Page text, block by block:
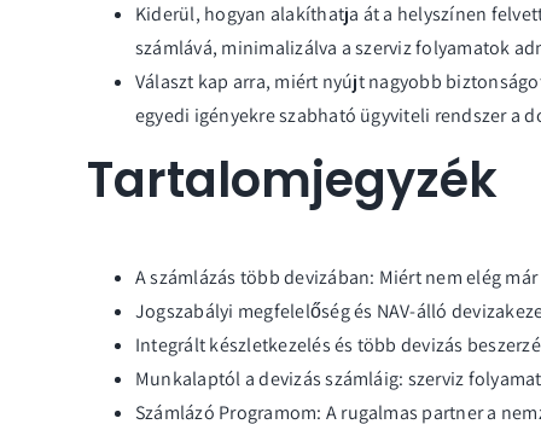
Kiderül, hogyan alakíthatja át a helyszínen
számlává, minimalizálva a szerviz folyamatok
Választ kap arra, miért nyújt nagyobb
egyedi igényekre szabható ügyviteli rendszer a
Tartalomjegyzék
A számlázás több devizában: Miért nem elég már
Jogszabályi megfelelőség és NAV-álló
Integrált készletkezelés és több devizás
Munkalaptól a devizás számláig: szerviz
Számlázó Programom: A rugalmas partner a